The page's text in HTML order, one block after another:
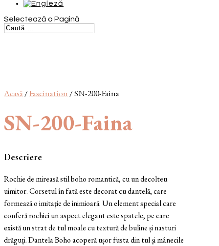
Selectează o Pagină
Acasă/Fascination / SN-200-Faina
SN-200-Faina
Descriere
Rochie de mireasă stil boho romantică, cu un decolteu
uimitor. Corsetul în fată este decorat cu dantelă, care
formează o imitație de inimioară. Un element special care
conferă rochiei un aspect elegant este spatele, pe care
există un strat de tul moale cu textură de buline și nasturi
drăguți. Dantela Boho acoperă ușor fusta din tul și mânecile